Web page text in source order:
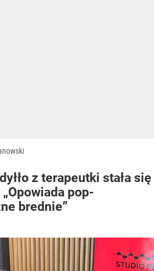
z terapeutki stała się
pop-
brednie”